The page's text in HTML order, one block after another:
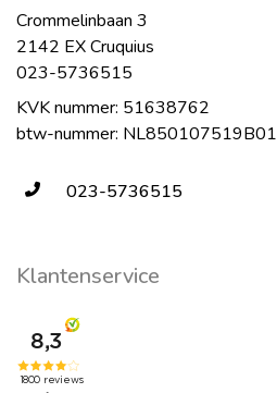
Crommelinbaan 3
2142 EX Cruquius
023-5736515
KVK nummer: 51638762
btw-nummer: NL850107519B01
023-5736515
Klantenservice